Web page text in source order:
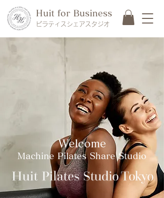
Huit for Business
ピラティス​シェアスタジオ
Welcome
Machine Pilates Share Studio